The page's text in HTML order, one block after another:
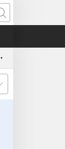
Претрага